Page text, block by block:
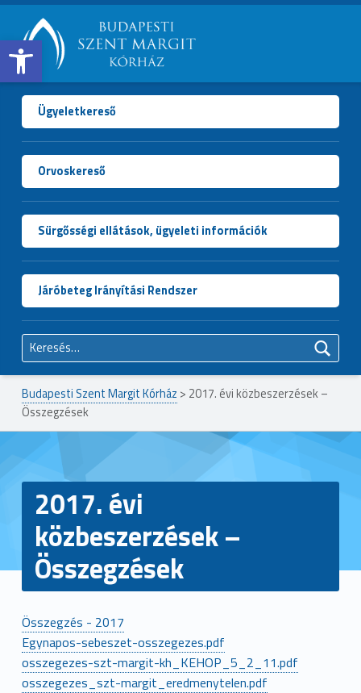
Open toolbar
BUDAPESTI
SZENT
MARGIT
KÓRHÁZ
Ügyeletkereső
Orvoskereső
Sürgősségi ellátások, ügyeleti információk
Járóbeteg Irányítási Rendszer
Keresés:
Budapesti Szent Margit Kórház > 2017. évi közbeszerzések –
Összegzések
2017. évi
közbeszerzések –
Összegzések
Összegzés - 2017
Egynapos-sebeszet-osszegezes.pdf
osszegezes-szt-margit-kh_KEHOP_5_2_11.pdf
osszegezes_szt-margit_eredmenytelen.pdf